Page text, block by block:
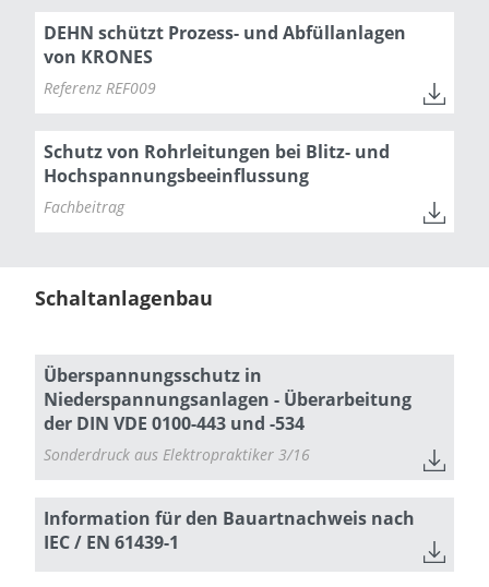
DEHN schützt Prozess- und Abfüllanlagen
von KRONES
Referenz REF009
Schutz von Rohrleitungen bei Blitz- und
Hochspannungsbeeinflussung
Fachbeitrag
Schaltanlagenbau
Überspannungsschutz in
Niederspannungsanlagen - Überarbeitung
der DIN VDE 0100-443 und -534
Sonderdruck aus Elektropraktiker 3/16
Information für den Bauartnachweis nach
IEC / EN 61439-1